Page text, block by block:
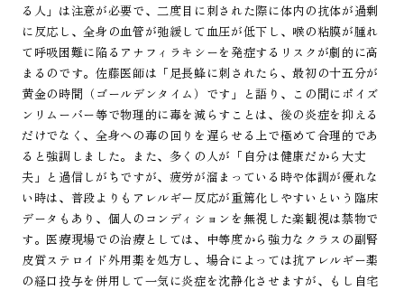
る人」は注意が必要で、二度目に刺された際に体内の抗体が過剰
に反応し、全身の血管が弛緩して血圧が低下し、喉の粘膜が腫れ
て呼吸困難に陥るアナフィラキシーを発症するリスクが劇的に高
まるのです。佐藤医師は「足長蜂に刺されたら、最初の十五分が
黄金の時間（ゴールデンタイム）です」と語り、この間にポイズ
ンリムーバー等で物理的に毒を減らすことは、後の炎症を抑える
だけでなく、全身への毒の回りを遅らせる上で極めて合理的であ
ると強調しました。また、多くの人が「自分は健康だから大丈
夫」と過信しがちですが、疲労が溜まっている時や体調が優れな
い時は、普段よりもアレルギー反応が重篤化しやすいという臨床
データもあり、個人のコンディションを無視した楽観視は禁物で
す。医療現場での治療としては、中等度から強力なクラスの副腎
皮質ステロイド外用薬を処方し、場合によっては抗アレルギー薬
の経口投与を併用して一気に炎症を沈静化させますが、もし自宅